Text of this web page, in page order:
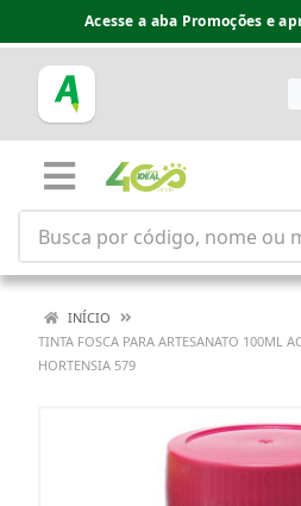
Acesse a aba Promoções e
INÍCIO
TINTA FOSCA PARA ARTESANATO 100ML
HORTENSIA 579